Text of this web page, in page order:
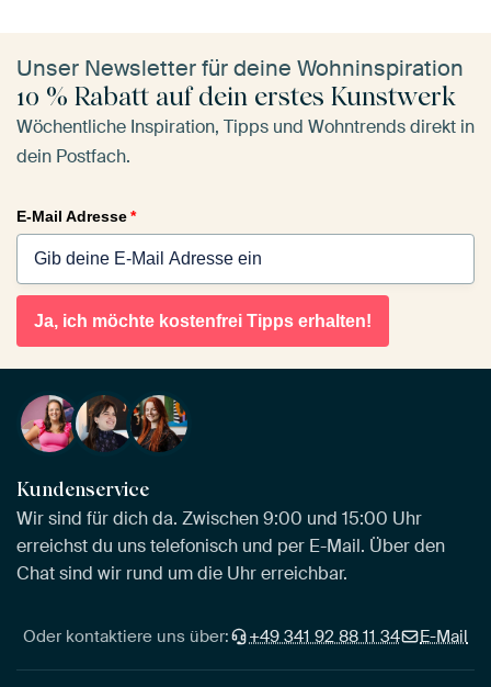
Unser Newsletter für deine Wohninspiration
10 % Rabatt auf dein erstes Kunstwerk
Wöchentliche Inspiration, Tipps und Wohntrends direkt in
dein Postfach.
E-Mail Adresse*
Ja, ich möchte kostenfrei Tipps erhalten!
Kundenservice
Wir sind für dich da. Zwischen 9:00 und 15:00 Uhr
erreichst du uns telefonisch und per E-Mail. Über den
Chat sind wir rund um die Uhr erreichbar.
Oder kontaktiere uns über: +49 341 92 88 11 34 E-Mail